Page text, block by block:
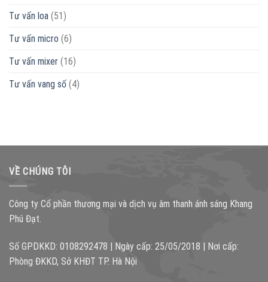
Tư vấn loa (51)
Tư vấn micro (6)
Tư vấn mixer (16)
Tư vấn vang số (4)
VỀ CHÚNG TÔI
Công ty Cổ phần thương mại và dịch vụ âm thanh ánh sáng Khang
Phú Đạt.
Số GPDKKD: 0108292478 | Ngày cấp: 25/05/2018 | Nơi cấp:
Phòng ĐKKD, Sở KHĐT TP. Hà Nội